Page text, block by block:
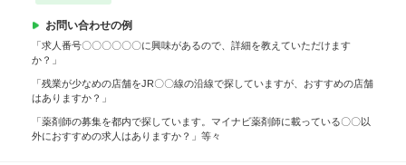
お問い合わせの例
「求人番号〇〇〇〇〇〇に興味があるので、詳細を教えていただけます
か？」
「残業が少なめの店舗をJR〇〇線の沿線で探していますが、おすすめの店舗
はありますか？」
「薬剤師の募集を都内で探しています。マイナビ薬剤師に載っている〇〇以
外におすすめの求人はありますか？」等々